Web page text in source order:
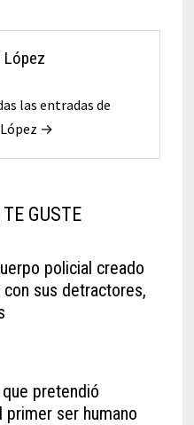
las entradas de
→
GUSTE
policial creado
sus detractores,
pretendió
ser humano